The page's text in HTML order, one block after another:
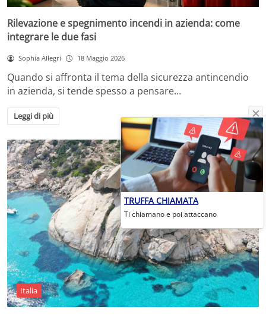
Rilevazione e spegnimento incendi in azienda: come
integrare le due fasi
Sophia Allegri 18 Maggio 2026
Quando si affronta il tema della sicurezza antincendio
in azienda, si tende spesso a pensare…
Leggi di più
Italia
TRUFFA CHIAMATA
Ti chiamano e poi attaccano